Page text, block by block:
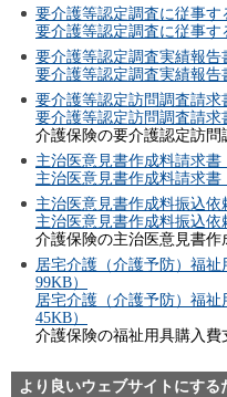
要介護等認定調査に従事す
要介護等認定調査に従事す
要介護等認定調査実績報告
要介護等認定調査実績報告
要介護等認定訪問調査請求
要介護等認定訪問調査請求
介護保険の要介護認定訪
主治医意見書作成料請求書
主治医意見書作成料請求書
主治医意見書作成料振込依
主治医意見書作成料振込依
介護保険の主治医意見書作
居宅介護（介護予防）福祉
99KB）
居宅介護（介護予防）福祉
45KB）
介護保険の福祉用具購入費
より良いウェブサイトにす